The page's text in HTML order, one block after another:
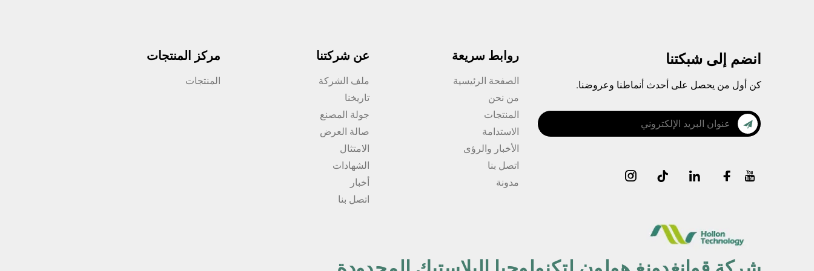
انضم إلى شبكتنا
كن أول من يحصل على أحدث أنماطنا وعروضنا.
روابط سريعة
الصفحة الرئيسية
من نحن
المنتجات
الاستدامة
الأخبار والرؤى
اتصل بنا
مدونة
عن شركتنا
ملف الشركة
تاريخنا
جولة المصنع
صالة العرض
الامتثال
الشهادات
أخبار
اتصل بنا
مركز المنتجات
المنتجات